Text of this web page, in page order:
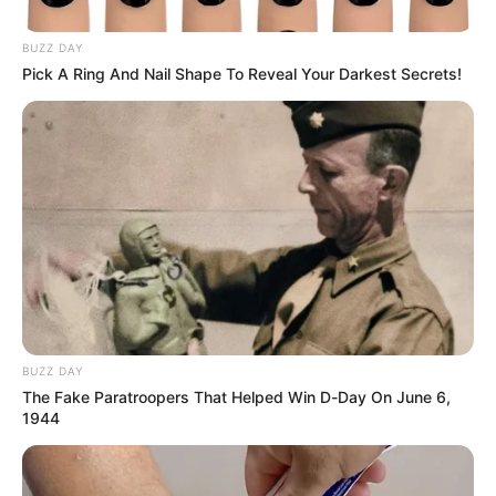
Cabe señalar que en la última semana
se reportaron dos
BUZZ DAY
Pick A Ring And Nail Shape To Reveal Your Darkest Secrets!
BUZZ DAY
The Fake Paratroopers That Helped Win D-Day On June 6,
1944